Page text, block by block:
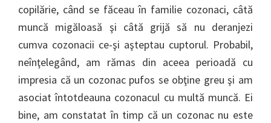
copilărie, când se făceau în familie cozonaci, câtă
muncă migăloasă şi câtă grijă să nu deranjezi
cumva cozonacii ce-şi aşteptau cuptorul. Probabil,
neînţelegând, am rămas din aceea perioadă cu
impresia că un cozonac pufos se obţine greu şi am
asociat întotdeauna cozonacul cu multă muncă. Ei
bine, am constatat în timp că un cozonac nu este